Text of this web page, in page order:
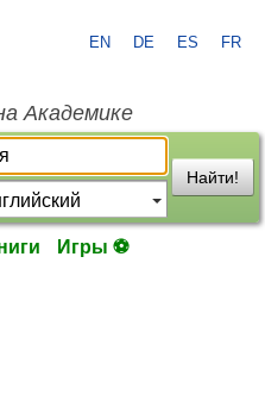
EN DE ES FR
Академике
Найти!
Игры ⚽